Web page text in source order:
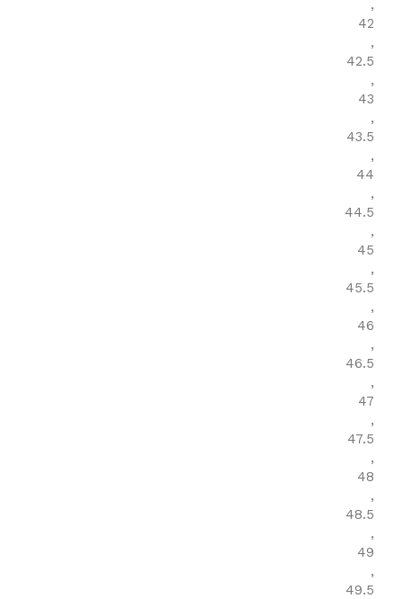
,
42
,
42.5
,
43
,
43.5
,
44
,
44.5
,
45
,
45.5
,
46
,
46.5
,
47
,
47.5
,
48
,
48.5
,
49
,
49.5